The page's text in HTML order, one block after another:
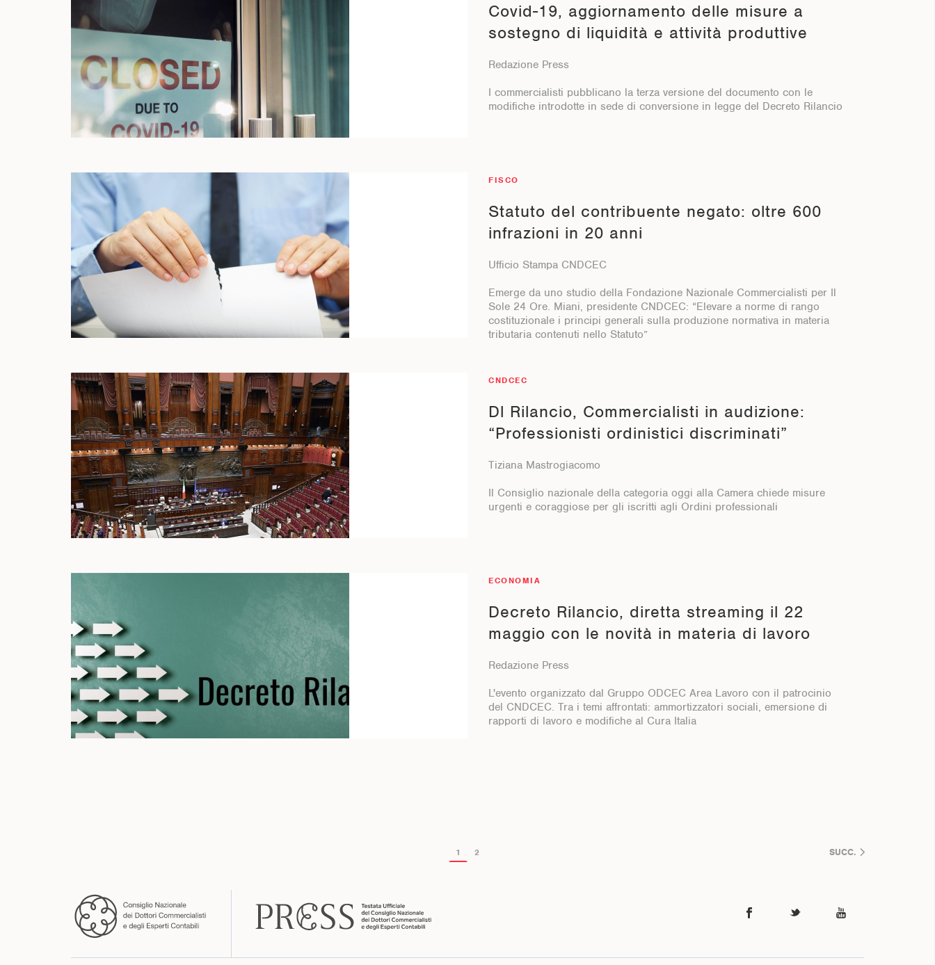
Covid-19, aggiornamento delle misure a
sostegno di liquidità e attività produttive
Redazione Press
I commercialisti pubblicano la terza versione del documento con le
modifiche introdotte in sede di conversione in legge del Decreto Rilancio
FISCO
Statuto del contribuente negato: oltre 600
infrazioni in 20 anni
Ufficio Stampa CNDCEC
Emerge da uno studio della Fondazione Nazionale Commercialisti per Il
Sole 24 Ore. Miani, presidente CNDCEC: “Elevare a norme di rango
costituzionale i principi generali sulla produzione normativa in materia
tributaria contenuti nello Statuto”
CNDCEC
Dl Rilancio, Commercialisti in audizione:
“Professionisti ordinistici discriminati”
Tiziana Mastrogiacomo
Il Consiglio nazionale della categoria oggi alla Camera chiede misure
urgenti e coraggiose per gli iscritti agli Ordini professionali
ECONOMIA
Decreto Rilancio, diretta streaming il 22
maggio con le novità in materia di lavoro
Redazione Press
L'evento organizzato dal Gruppo ODCEC Area Lavoro con il patrocinio
del CNDCEC. Tra i temi affrontati: ammortizzatori sociali, emersione di
rapporti di lavoro e modifiche al Cura Italia
1 2